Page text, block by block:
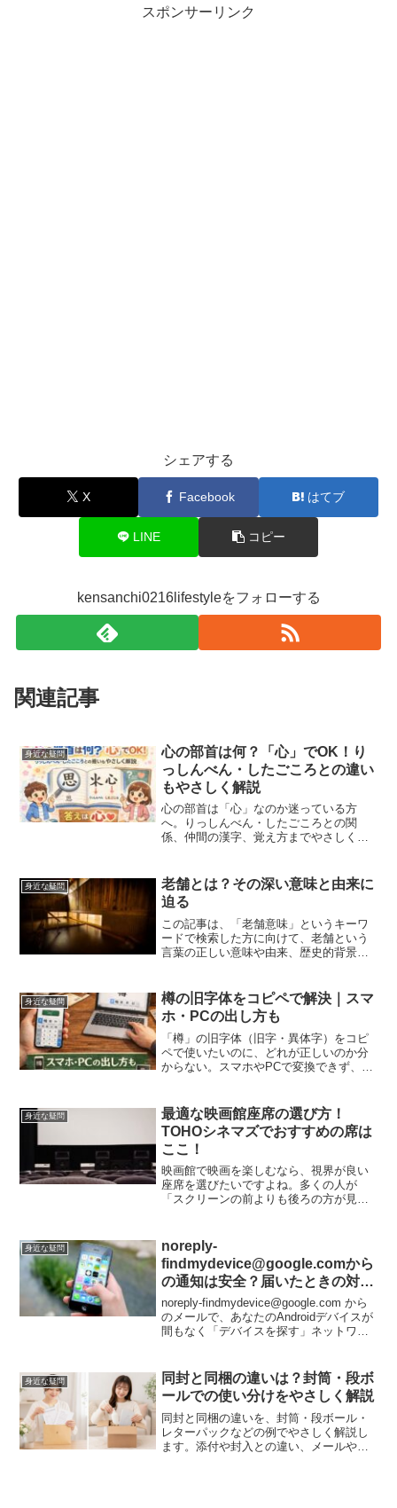
スポンサーリンク
シェアする
X Facebook はてブ
LINE コピー
kensanchi0216lifestyleをフォローする
関連記事
身近な疑問
心の部首は何？「心」でOK！り
っしんべん・したごころとの違い
もやさしく解説
心の部首は「心」なのか迷っている方
へ。りっしんべん・したごころとの関
係、仲間の漢字、覚え方までやさしくわ
身近な疑問
老舗とは？その深い意味と由来に
迫る
この記事は、「老舗意味」というキーワ
ードで検索した方に向けて、老舗という
言葉の正しい意味や由来、歴史的背景、
館の事例、日常やビジネスでの使い方、
類語との違い、英語表現、...
身近な疑問
樽の旧字体をコピペで解決｜スマ
ホ・PCの出し方も
「樽」の旧字体（旧字・異体字）をコピ
ペで使いたいのに、どれが正しいのか分
からない。スマホやPCで変換できず、文
方、コピペで使う手順、
iPhone/Android/Wi...
身近な疑問
最適な映画館座席の選び方！
TOHOシネマズでおすすめの席は
ここ！
映画館で映画を楽しむなら、視界が良い
座席を選びたいですよね。多くの人が
「スクリーンの前よりも後ろの方が見や
特にTOHOシネマズでおすすめの座席に
ついて、今回は詳しくご紹...
身近な疑問
noreply-
findmydevice@google.comから
の通知は安全？届いたときの対応
方法とは
noreply-findmydevice@google.com から
のメールで、あなたのAndroidデバイスが
間もなく「デバイスを探す」ネットワー
のかどうか、判...
身近な疑問
同封と同梱の違いは？封筒・段ボ
ールでの使い分けをやさしく解説
同封と同梱の違いを、封筒・段ボール・
レターパックなどの例でやさしく解説し
ます。添付や封入との違い、メールや書